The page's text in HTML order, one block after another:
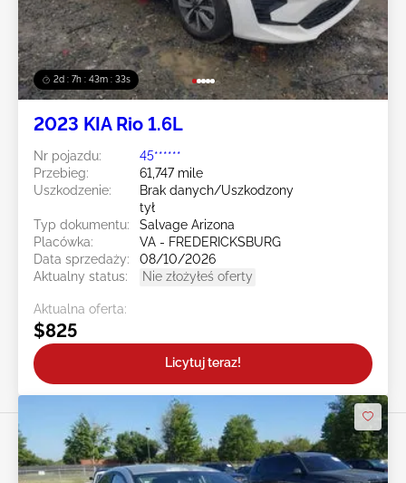
2d : 7h : 43m : 30s
2023 KIA Rio 1.6L
Nr pojazdu:
45******
Przebieg:
61,747 mile
Uszkodzenie:
Brak danych/Uszkodzony
tył
Typ dokumentu:
Salvage Arizona
Placówka:
VA - FREDERICKSBURG
Data sprzedaży:
08/10/2026
Aktualny status:
Nie złożyłeś oferty
Aktualna oferta:
$825
Licytuj teraz!